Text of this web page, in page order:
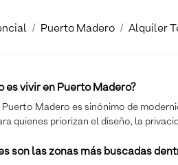
Puerto Madero Alquiler
es vivir en Puerto Madero?
Puerto Madero es sinónimo de
quienes priorizan el diseño, la
son las zonas más buscadas